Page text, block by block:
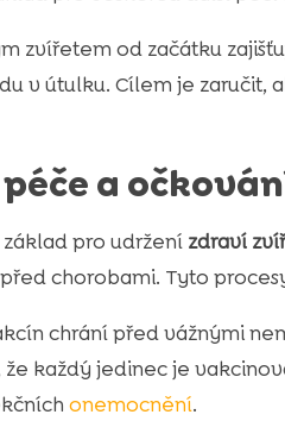
zvířetem od začátku
v útulku. Cílem je
a
pro udržení zdraví
chorobami. Tyto
chrání před vážnými
každý jedinec je
onemocnění.